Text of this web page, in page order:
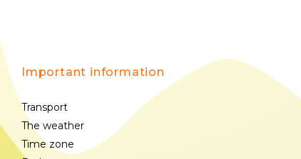
Important information
Transport
The weather
Time zone